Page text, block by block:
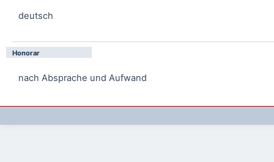
deutsch
Honorar
nach Absprache und Aufwand